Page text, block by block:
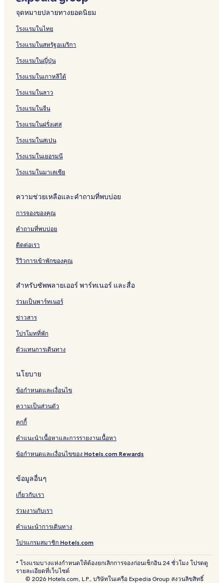
จุดหมายปลายทางยอดนิยม
โรงแรมในไทย
โรงแรมในสหรัฐอเมริกา
โรงแรมในญี่ปุ่น
โรงแรมในเกาหลีใต้
โรงแรมในลาว
โรงแรมในจีน
โรงแรมในฝรั่งเศส
โรงแรมในสเปน
โรงแรมในเยอรมนี
โรงแรมในมาเลเซีย
ความช่วยเหลือและคำถามที่พบบ่อย
การจองของคุณ
คำถามที่พบบ่อย
ติดต่อเรา
รีวิวการเข้าพักของคุณ
สำหรับซัพพลายเออร์ พาร์ทเนอร์ และสื่อ
ร่วมเป็นพาร์ทเนอร์
ข่าวสาร
โปรโมทที่พัก
ตัวแทนการเดินทาง
นโยบาย
ข้อกำหนดและเงื่อนไข
ความเป็นส่วนตัว
คุกกี้
คำแนะนำเนื้อหาและการรายงานเนื้อหา
ข้อกำหนดและเงื่อนไขของ Hotels.com Rewards
ข้อมูลอื่นๆ
เกี่ยวกับเรา
ร่วมงานกับเรา
คำแนะนำการเดินทาง
โปรแกรมสมาชิก Hotels.com
* โรงแรมบางแห่งกำหนดให้ต้องยกเลิกการจองก่อนเช็กอิน 24 ชั่วโมง โปรดดู
รายละเอียดที่เว็บไซต์
© 2026 Hotels.com, L.P., บริษัทในเครือ Expedia Group สงวนลิขสิทธิ์